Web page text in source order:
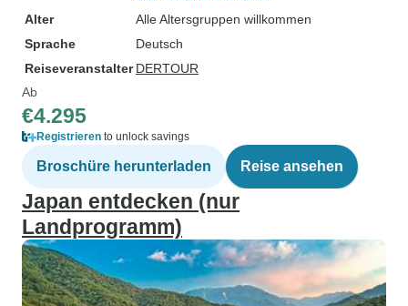
Alter
Alle Altersgruppen willkommen
Sprache
Deutsch
Reiseveranstalter DERTOUR
Ab
€4.295
Registrieren to unlock savings
Broschüre herunterladen Reise ansehen
Japan entdecken (nur
Landprogramm)